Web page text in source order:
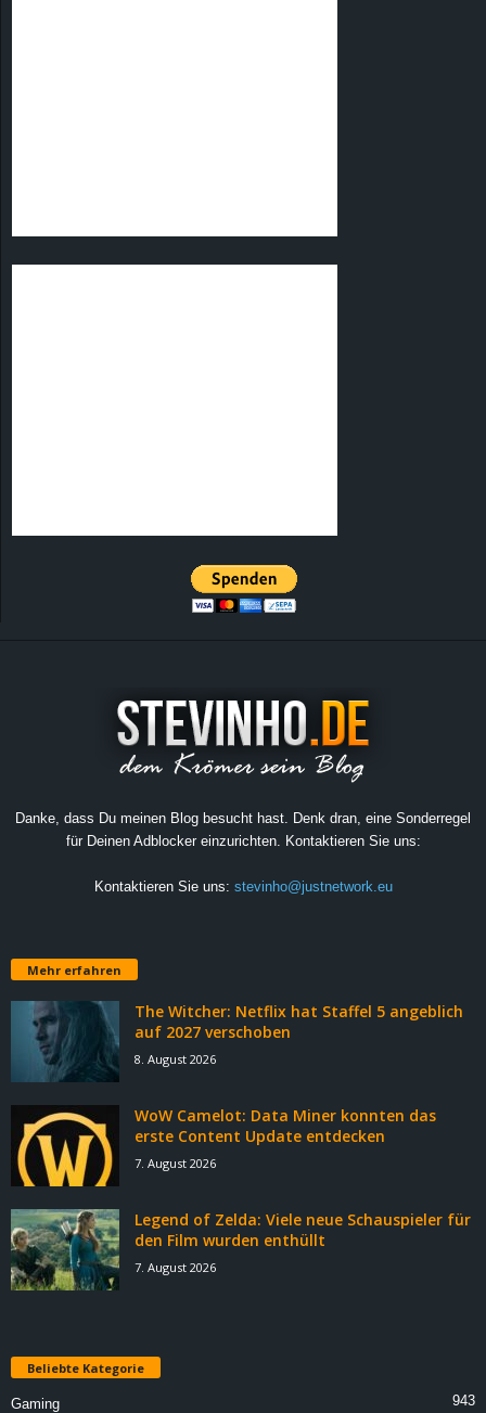
Danke, dass Du meinen Blog besucht hast. Denk dran, eine Sonderregel
für Deinen Adblocker einzurichten. Kontaktieren Sie uns:
Kontaktieren Sie uns: stevinho@justnetwork.eu
Mehr erfahren
The Witcher: Netflix hat Staffel 5 angeblich
auf 2027 verschoben
8. August 2026
WoW Camelot: Data Miner konnten das
erste Content Update entdecken
7. August 2026
Legend of Zelda: Viele neue Schauspieler für
den Film wurden enthüllt
7. August 2026
Beliebte Kategorie
Gaming 943